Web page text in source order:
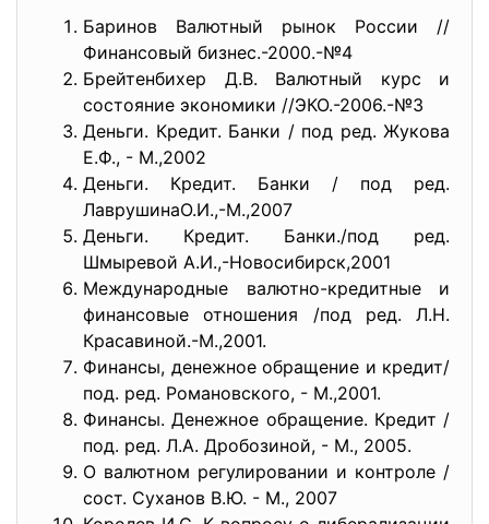
Баринов Валютный рынок России //
Финансовый бизнес.-2000.-№4
Брейтенбихер Д.В. Валютный курс и
состояние экономики //ЭКО.-2006.-№3
Деньги. Кредит. Банки / под ред. Жукова
Е.Ф., - М.,2002
Деньги. Кредит. Банки / под ред.
ЛаврушинаО.И.,-М.,2007
Деньги. Кредит. Банки./под ред.
Шмыревой А.И.,-Новосибирск,2001
Международные валютно-кредитные и
финансовые отношения /под ред. Л.Н.
Красавиной.-М.,2001.
Финансы, денежное обращение и кредит/
под. ред. Романовского, - М.,2001.
Финансы. Денежное обращение. Кредит /
под. ред. Л.А. Дробозиной, - М., 2005.
О валютном регулировании и контроле /
сост. Суханов В.Ю. - М., 2007